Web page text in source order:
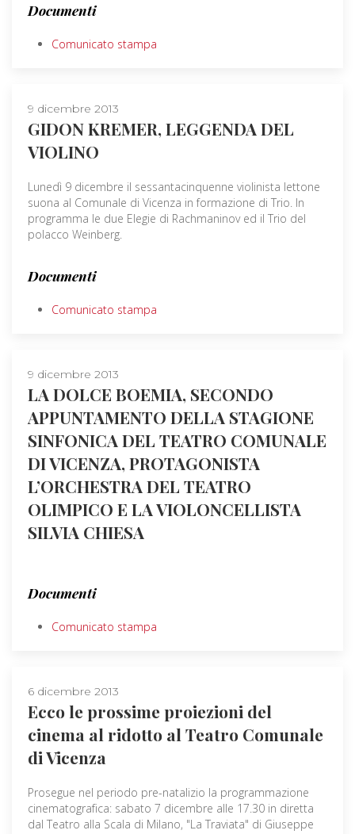
Documenti
Comunicato stampa
9 dicembre 2013
GIDON KREMER, LEGGENDA DEL
VIOLINO
Lunedì 9 dicembre il sessantacinquenne violinista lettone
suona al Comunale di Vicenza in formazione di Trio. In
programma le due Elegie di Rachmaninov ed il Trio del
polacco Weinberg.
Documenti
Comunicato stampa
9 dicembre 2013
LA DOLCE BOEMIA, SECONDO
APPUNTAMENTO DELLA STAGIONE
SINFONICA DEL TEATRO COMUNALE
DI VICENZA, PROTAGONISTA
L’ORCHESTRA DEL TEATRO
OLIMPICO E LA VIOLONCELLISTA
SILVIA CHIESA
Documenti
Comunicato stampa
6 dicembre 2013
Ecco le prossime proiezioni del
cinema al ridotto al Teatro Comunale
di Vicenza
Prosegue nel periodo pre-natalizio la programmazione
cinematografica: sabato 7 dicembre alle 17.30 in diretta
dal Teatro alla Scala di Milano, "La Traviata" di Giuseppe